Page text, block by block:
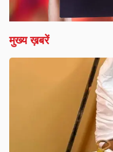
मुख्य ख़बरें